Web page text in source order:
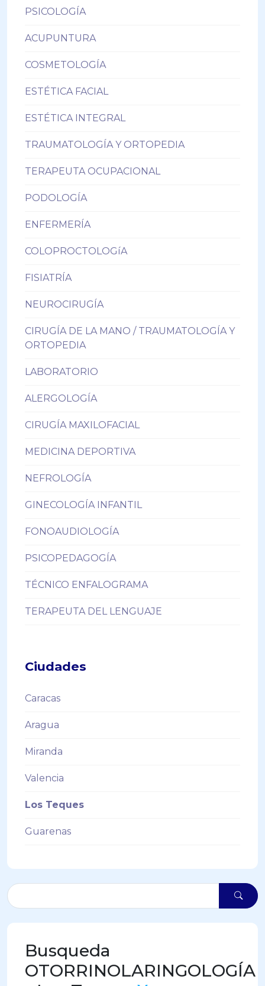
PSICOLOGÍA
ACUPUNTURA
COSMETOLOGÍA
ESTÉTICA FACIAL
ESTÉTICA INTEGRAL
TRAUMATOLOGÍA Y ORTOPEDIA
TERAPEUTA OCUPACIONAL
PODOLOGÍA
ENFERMERÍA
COLOPROCTOLOGíA
FISIATRÍA
NEUROCIRUGÍA
CIRUGÍA DE LA MANO / TRAUMATOLOGÍA Y
ORTOPEDIA
LABORATORIO
ALERGOLOGÍA
CIRUGÍA MAXILOFACIAL
MEDICINA DEPORTIVA
NEFROLOGÍA
GINECOLOGÍA INFANTIL
FONOAUDIOLOGÍA
PSICOPEDAGOGÍA
TÉCNICO ENFALOGRAMA
TERAPEUTA DEL LENGUAJE
Ciudades
Caracas
Aragua
Miranda
Valencia
Los Teques
Guarenas
Busqueda
OTORRINOLARINGOLOGÍA